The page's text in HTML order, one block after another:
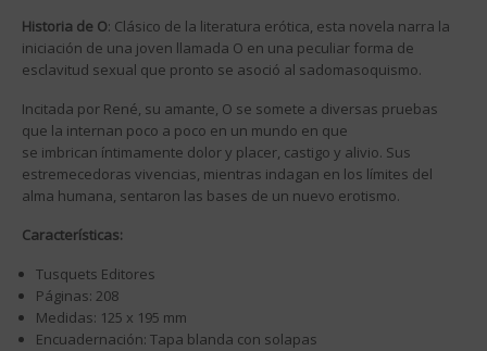
Historia de O: Clásico de la literatura erótica, esta novela narra la
iniciación de una joven llamada O en una peculiar forma de
esclavitud sexual que pronto se asoció al sadomasoquismo.
Incitada por René, su amante, O se somete a diversas pruebas
que la internan poco a poco en un mundo en que
se imbrican íntimamente dolor y placer, castigo y alivio. Sus
estremecedoras vivencias, mientras indagan en los límites del
alma humana, sentaron las bases de un nuevo erotismo.
Características:
Tusquets Editores
Páginas: 208
Medidas: 125 x 195 mm
Encuadernación: Tapa blanda con solapas